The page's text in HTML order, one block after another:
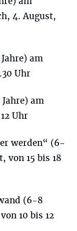
4. August,
am
Uhr
am
Uhr
werden“ (6-
von 15 bis 18
(6-8
10 bis 12